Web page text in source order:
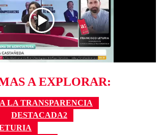
A EXPLORAR:
LA TRANSPARENCIA
DESTACADA2